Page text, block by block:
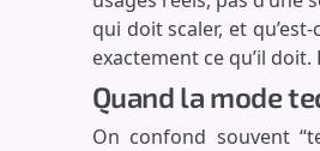
qui doit scaler, et
exactement ce qu’il
Quand la mode
On confond souvent